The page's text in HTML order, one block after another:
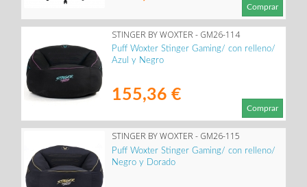
Comprar
STINGER BY WOXTER - GM26-114
Puff Woxter Stinger Gaming/ con relleno/
Azul y Negro
155,36 €
Comprar
STINGER BY WOXTER - GM26-115
Puff Woxter Stinger Gaming/ con relleno/
Negro y Dorado